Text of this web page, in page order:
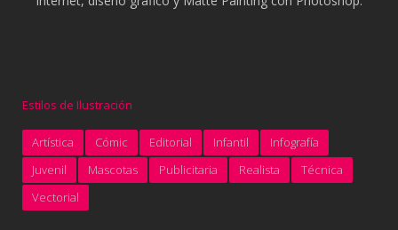
Estilos de Ilustración
Artística Cómic Editorial Infantil
Infografía
Juvenil
Mascotas Publicitaria Realista
Técnica
Vectorial